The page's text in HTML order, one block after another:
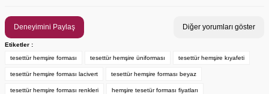
199,00 TL
Deneyimini Paylaş Diğer yorumları göster
Etiketler :
tesettür hemşire forması
tesettür hemşire üniforması tesettür hemşire kıyafeti
tesettür hemşire forması lacivert tesettür hemşire forması beyaz
tesettür hemşire forması renkleri hemşire tesetür forması fiyatları